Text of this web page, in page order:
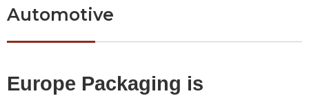
Automotive
Europe Packaging is